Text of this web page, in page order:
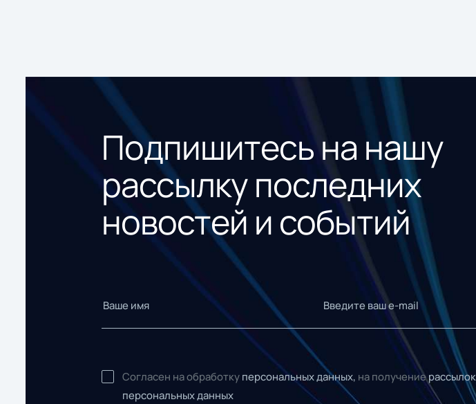
Подпишитесь на нашу
рассылку последних
новостей и событий
Согласен на обработку персональных данных, на получениерассылок
персональных данных